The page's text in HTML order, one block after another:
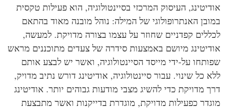
העיסוק המרכזי בסיינטולוגיה, הוא פעילות טקסית
האנתרופולוגי של המילה: נוהל מובנה מאוד בהתאם
קפדניים שחוזר על עצמו בצורה מדויקת. למעשה,
מיושם באמצעות סידרה של צעדים מתוכננים מראש
על-ידי מייסד הסיינטולוגיה, ואשר יש לבצע אותם
כל שינוי. עבור סיינטולוגיה, אודיטינג דורש נתיב מדויק,
מדויקת כדי להשיג מצבי מודעות גבוהים יותר. אודיטינג
כפעילות מדויקת, מוגדרת בדייקנות ואשר מתבצעת